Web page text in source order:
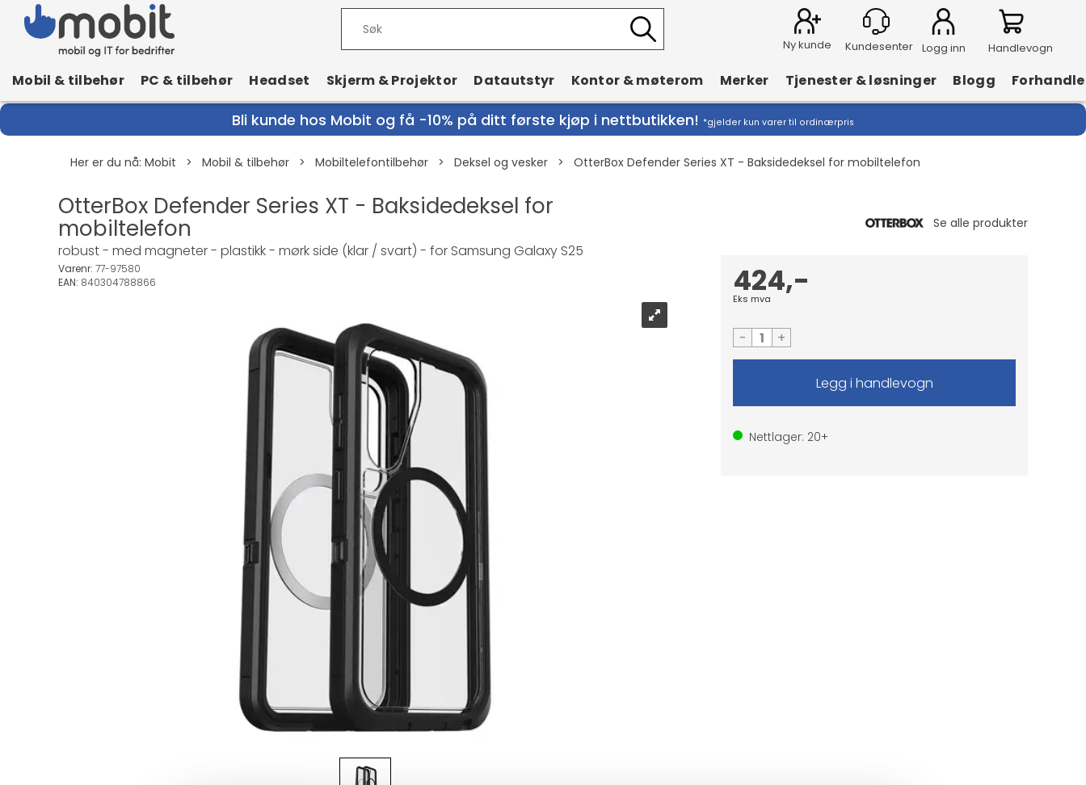
Ny kunde Logg inn Handlevogn
Mobil & tilbehør PC & tilbehør Headset Skjerm & Projektor Datautstyr Kontor & møterom Merker Tjenester & løsninger Blogg
Bli kunde hos Mobit og få -10% på ditt første kjøp i nettbutikken! *gjelder kun varer til ordinærpris
Her er du nå: Mobit > Mobil & tilbehør > Mobiltelefontilbehør > Deksel og vesker > OtterBox Defender Series XT - Baksidedeksel for mobiltelefon
OtterBox Defender Series XT - Baksidedeksel for
mobiltelefon
robust - med magneter - plastikk - mørk side (klar / svart) - for Samsung Galaxy S25
Varenr: 77-97580
EAN: 840304788866 424,-
Eks mva
- +
Nettlager: 20+